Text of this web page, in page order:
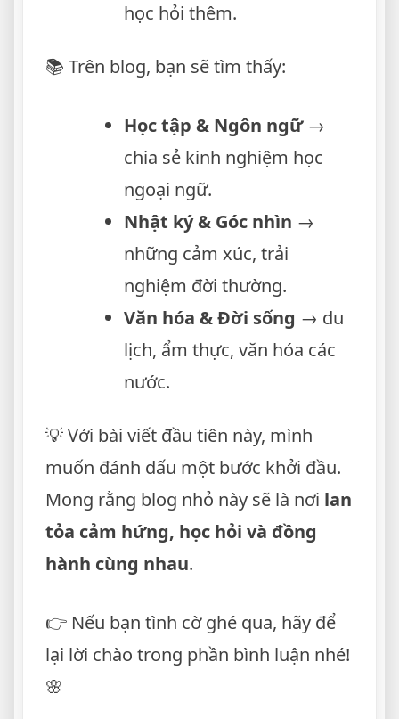
học hỏi thêm.
📚 Trên blog, bạn sẽ tìm thấy:
Học tập & Ngôn ngữ→
chia sẻ kinh nghiệm học
ngoại ngữ.
Nhật ký & Góc nhìn →
những cảm xúc, trải
nghiệm đời thường.
Văn hóa & Đời sống → du
lịch, ẩm thực, văn hóa các
nước.
💡 Với bài viết đầu tiên này, mình
muốn đánh dấu một bước khởi đầu.
Mong rằng blog nhỏ này sẽ là nơi lan
tỏa cảm hứng, học hỏi và đồng
hành cùng nhau.
👉 Nếu bạn tình cờ ghé qua, hãy để
lại lời chào trong phần bình luận nhé!
🌸